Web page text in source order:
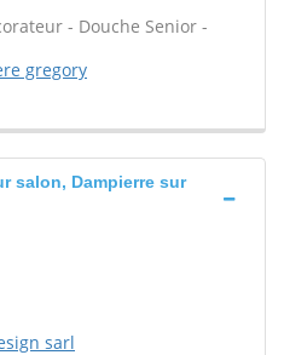
- Douche Senior -
gregory
salon, Dampierre sur
sarl